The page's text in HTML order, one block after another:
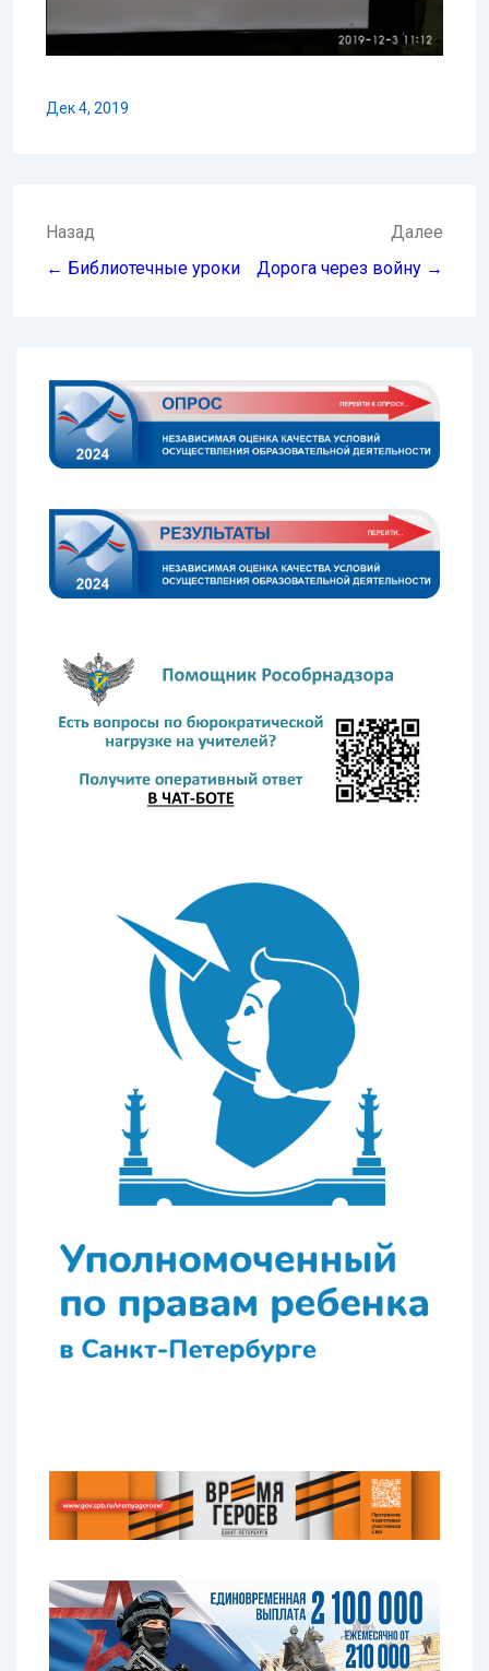
Дек 4, 2019
Навигация
по
Назад
← Библиотечные уроки
Далее
Дорога через войну →